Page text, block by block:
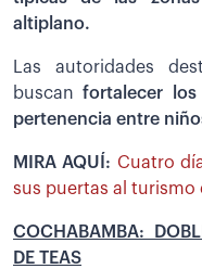
altiplano.
Las autoridades
buscanfortalecer
pertenencia entre
MIRA AQUÍ: Cuatro
sus puertas al turismo
COCHABAMBA:
DE TEAS